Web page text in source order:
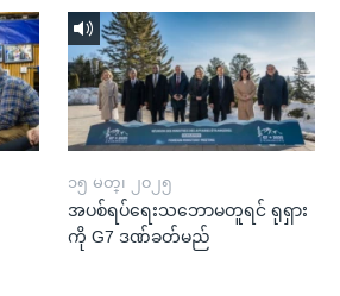
၁၅ မတ္၊ ၂၀၂၅
အပစ်ရပ်ရေးသဘောမတူရင် ရုရှား
ကို G7 ဒဏ်ခတ်မည်